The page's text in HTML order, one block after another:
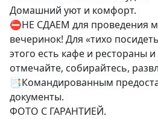
Домашний уют и комфорт.
⛔️НЕ СДАЕМ для проведения
вечеринок! Для «тихо
этого есть кафе и рестораны
отмечайте, собирайтесь,
📑Командированным
документы.
ФОТО С ГАРАНТИЕЙ.